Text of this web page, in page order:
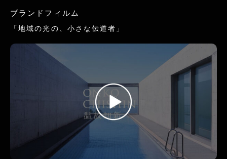
ブランドフィルム
「地域の光の、小さな伝道者」